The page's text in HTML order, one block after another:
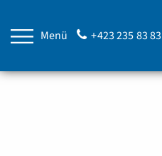
Menü +423 235 83 83